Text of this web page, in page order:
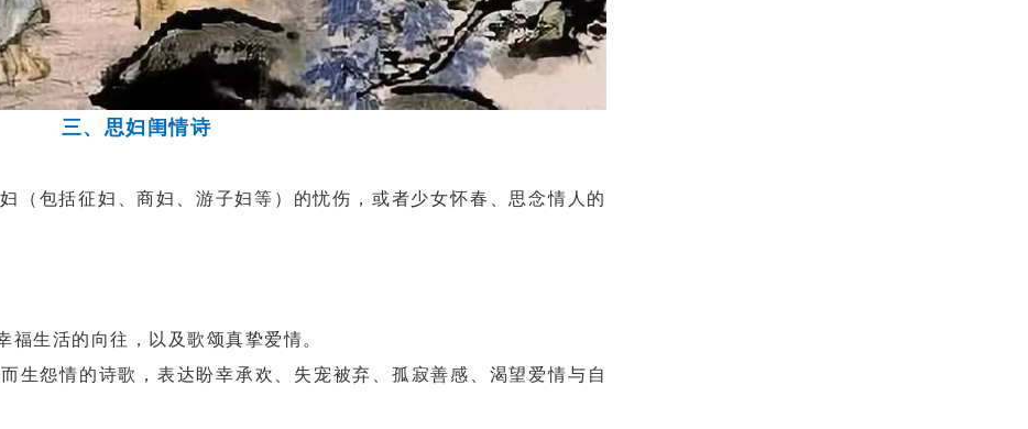
三、思妇闺情诗
包括征妇、商妇、游子妇等）的忧伤，或者少女怀春、思念情人的
生活的向往，以及歌颂真挚爱情。
怨情的诗歌，表达盼幸承欢、失宠被弃、孤寂善感、渴望爱情与自